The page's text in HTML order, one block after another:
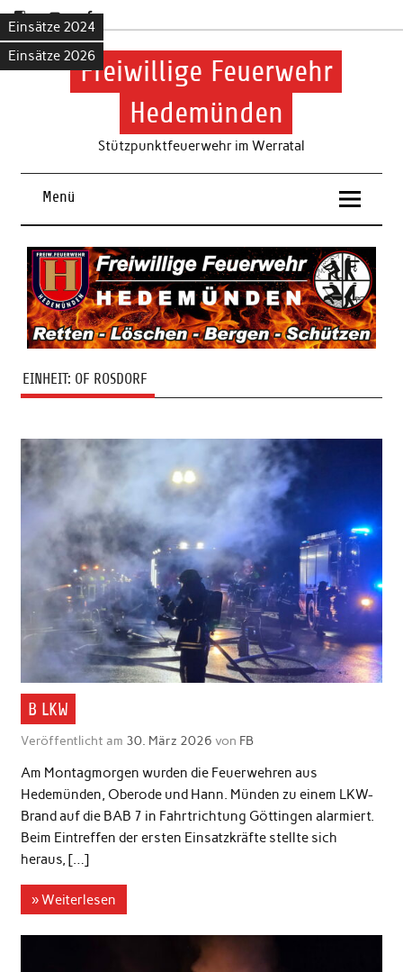
to
content
Freiwillige Feuerwehr
Hedemünden
Stützpunktfeuerwehr im Werratal
Menü
EINHEIT: OF ROSDORF
Einsätze
Einsätze 2026
B LKW
Veröffentlicht am 30. März 2026 von FB
Am Montagmorgen wurden die Feuerwehren aus
Hedemünden, Oberode und Hann. Münden zu einem LKW-
Brand auf die BAB 7 in Fahrtrichtung Göttingen alarmiert.
Beim Eintreffen der ersten Einsatzkräfte stellte sich
heraus, […]
» Weiterlesen
2025
Einsätze 2026
Einsätze 2025
Einsätze 2024